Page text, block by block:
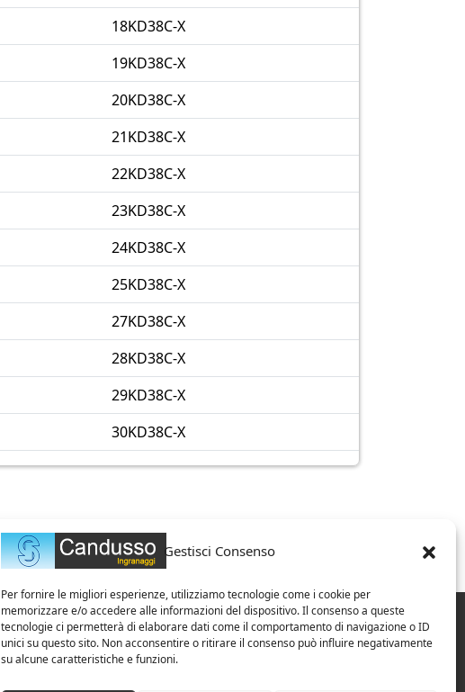
Gestisci Consenso
Per fornire le migliori esperienze, utilizziamo tecnologie come i cookie per
memorizzare e/o accedere alle informazioni del dispositivo. Il consenso a queste
tecnologie ci permetterà di elaborare dati come il comportamento di navigazione o ID
unici su questo sito. Non acconsentire o ritirare il consenso può influire negativamente
su alcune caratteristiche e funzioni.
18KD38C-X
19KD38C-X
20KD38C-X
21KD38C-X
22KD38C-X
23KD38C-X
24KD38C-X
25KD38C-X
27KD38C-X
28KD38C-X
29KD38C-X
30KD38C-X